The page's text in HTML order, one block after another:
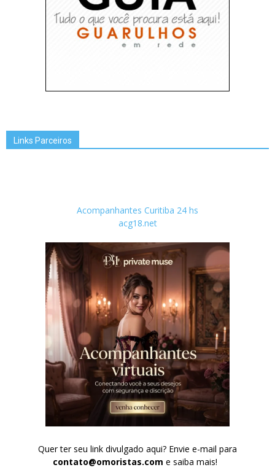
Links Parceiros
Acompanhantes Curitiba 24 hs
acg18.net
Quer ter seu link divulgado aqui? Envie e-mail para
contato@omoristas.com e saiba mais!